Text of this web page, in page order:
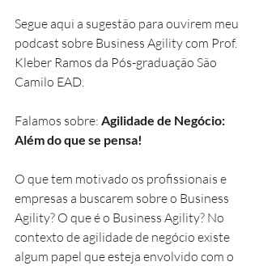
Segue aqui a sugestão para ouvirem meu
podcast sobre Business Agility com Prof.
Kleber Ramos da Pós-graduação São
Camilo EAD.
Falamos sobre: Agilidade de Negócio:
Além do que se pensa!
O que tem motivado os profissionais e
empresas a buscarem sobre o Business
Agility? O que é o Business Agility? No
contexto de agilidade de negócio existe
algum papel que esteja envolvido com o